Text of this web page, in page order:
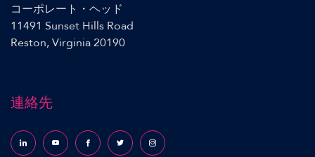
コーポレート・ヘッド
11491 Sunset Hills Road
Reston, Virginia 20190
連絡先
Follow us on LinkedInFollow us on YouTubeFollow us on Facebook
Follow us on X (formerly Twitter)
Follow us on Instagram